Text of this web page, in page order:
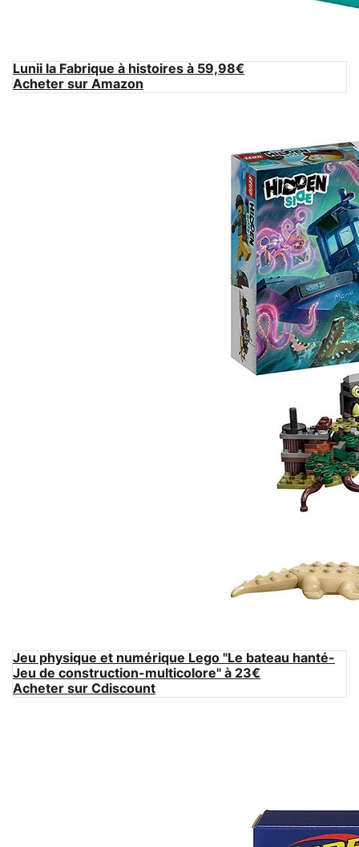
Lunii la Fabrique à histoires à 59,98€
Acheter sur Amazon
Jeu physique et numérique Lego "Le bateau hanté-
Jeu de construction-multicolore" à 23€
Acheter sur Cdiscount